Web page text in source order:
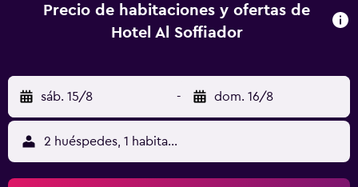
equipados con ducha y bidé. Este hotel en Venecia ofrece
acceso a Internet wifi gratis. Los servicios para las
Precio de habitaciones y ofertas de
Hotel Al Soffiador
sáb. 15/8 - dom. 16/8
2 huéspedes, 1 habitación